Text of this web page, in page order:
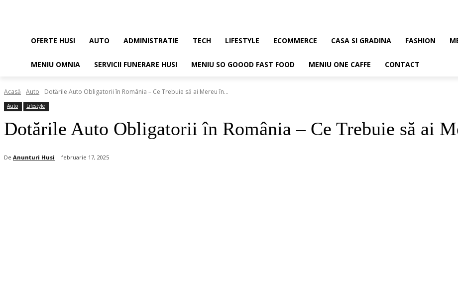
OFERTE HUSI AUTO ADMINISTRATIE TECH LIFESTYLE ECOMMERCE CASA SI GRADINA FASHION
MENIU OMNIA SERVICII FUNERARE HUSI MENIU SO GOOOD FAST FOOD MENIU ONE CAFFE CONTACT
Acasă Auto Dotările Auto Obligatorii în România – Ce Trebuie să ai Mereu în...
Auto Lifestyle
Dotările Auto Obligatorii în România – Ce Trebuie să ai
De Anunturi Husi februarie 17, 2025